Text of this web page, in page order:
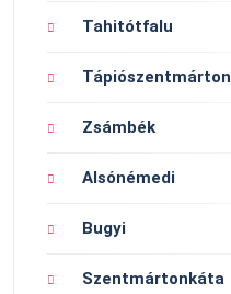
Tahitótfalu
Tápiószentmárton
Zsámbék
Alsónémedi
Bugyi
Szentmártonkáta